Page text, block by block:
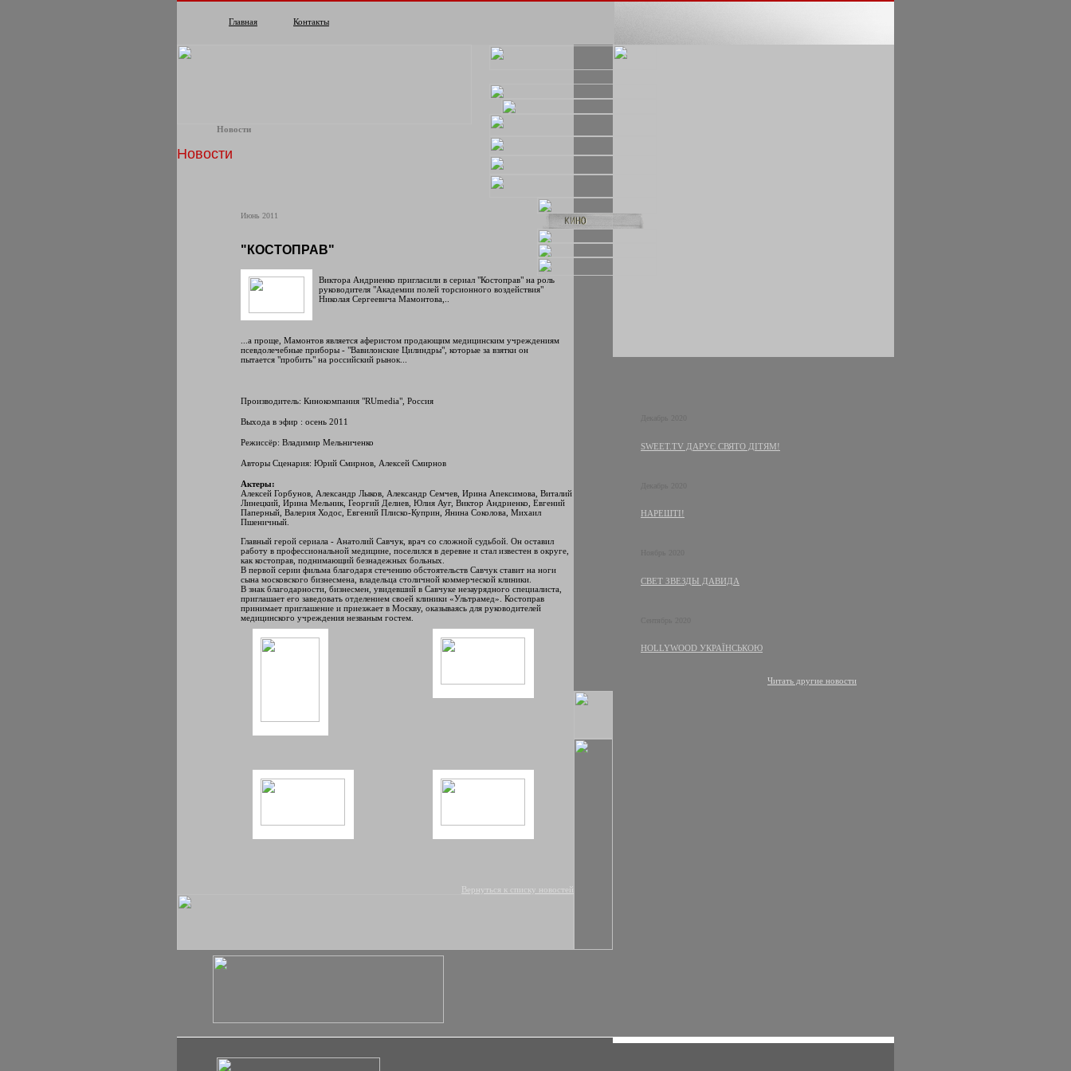
Главная Контакты
Новости
Новости
Июнь 2011
"КОСТОПРАВ"
Виктора Андриенко пригласили в сериал "Костоправ" на роль
руководителя "Академии полей торсионного воздействия"
Николая Сергеевича Мамонтова,..
...а проще, Мамонтов является аферистом продающим медицинским учреждениям
псевдолечебные приборы - "Вавилонские Цилиндры", которые за взятки он
пытается "пробить" на российский рынок...
Производитель: Кинокомпания "RUmedia", Россия
Выхода в эфир : осень 2011
Режиссёр: Владимир Мельниченко
Авторы Сценария: Юрий Смирнов, Алексей Смирнов
Актеры:
Алексей Горбунов, Александр Лыков, Александр Семчев, Ирина Апексимова, Виталий
Линецкий, Ирина Мельник, Георгий Делиев, Юлия Ауг, Виктор Андриенко, Евгений
Паперный, Валерия Ходос, Евгений Плиско-Куприн, Янина Соколова, Михаил
Пшеничный.
Главный герой сериала - Анатолий Савчук, врач со сложной судьбой. Он оставил
работу в профессиональной медицине, поселился в деревне и стал известен в округе,
как костоправ, поднимающий безнадежных больных.
В первой серии фильма благодаря стечению обстоятельств Савчук ставит на ноги
сына московского бизнесмена, владельца столичной коммерческой клиники.
В знак благодарности, бизнесмен, увидевший в Савчуке незаурядного специалиста,
приглашает его заведовать отделением своей клиники «Ультрамед». Костоправ
принимает приглашение и приезжает в Москву, оказываясь для руководителей
медицинского учреждения незваным гостем.
Вернуться к списку новостей
SWEET.TV ДАРУЄ СВЯТО ДІТЯМ!
НАРЕШТІ!
СВЕТ ЗВЕЗДЫ ДАВИДА
HOLLYWOOD УКРАЇНСЬКОЮ
Читать другие новости